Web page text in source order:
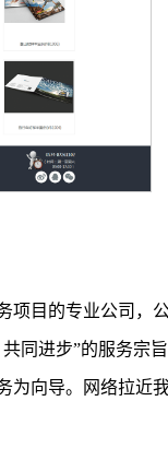
项目的专业公司，
同进步”的服务宗
为向导。网络拉近